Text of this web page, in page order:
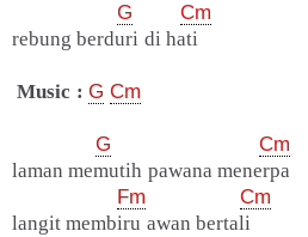
G
Cm
rebung berduri di hati
Music : G Cm
G
Cm
laman memutih pawana menerpa
Fm
Cm
langit membiru awan bertali